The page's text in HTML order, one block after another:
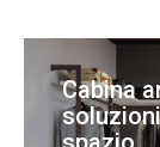
Cabina